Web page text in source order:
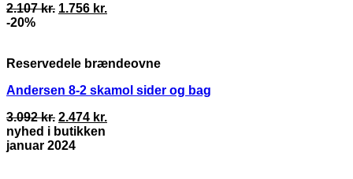
2.107kr. Original
1.756 kr.
-20%
Reservedele brændeovne
Andersen 8-2 skamol sider og bag
3.092kr. Original
price
was:
2.474 kr.
nyhed i butikken
januar 2024